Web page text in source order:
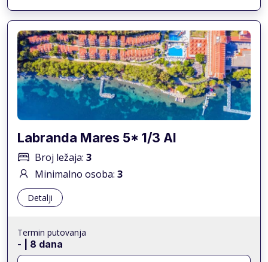
Labranda Mares 5* 1/3 AI
Broj ležaja: 3
Minimalno osoba: 3
Detalji
Termin putovanja
- | 8 dana